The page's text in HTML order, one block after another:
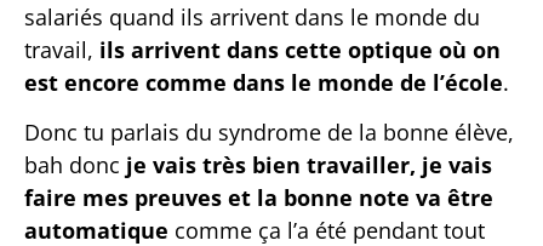
salariés quand ils arrivent dans le monde du
travail, ils arrivent dans cette optique où on
est encore comme dans le monde de l’école.
Donc tu parlais du syndrome de la bonne élève,
bah donc je vais très bien travailler, je vais
faire mes preuves et la bonne note va être
automatique comme ça l’a été pendant tout